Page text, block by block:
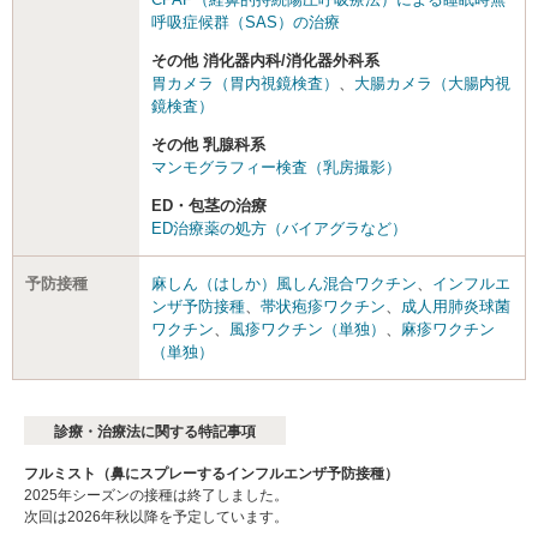
呼吸症候群（SAS）の治療
その他 消化器内科/消化器外科系
胃カメラ（胃内視鏡検査）
大腸カメラ（大腸内視
鏡検査）
その他 乳腺科系
マンモグラフィー検査（乳房撮影）
ED・包茎の治療
ED治療薬の処方（バイアグラなど）
予防接種 麻しん（はしか）風しん混合ワクチン
インフルエ
ンザ予防接種
帯状疱疹ワクチン
成人用肺炎球菌
ワクチン
風疹ワクチン（単独）
麻疹ワクチン
（単独）
診療・治療法に関する特記事項
フルミスト（鼻にスプレーするインフルエンザ予防接種）
2025年シーズンの接種は終了しました。
次回は2026年秋以降を予定しています。